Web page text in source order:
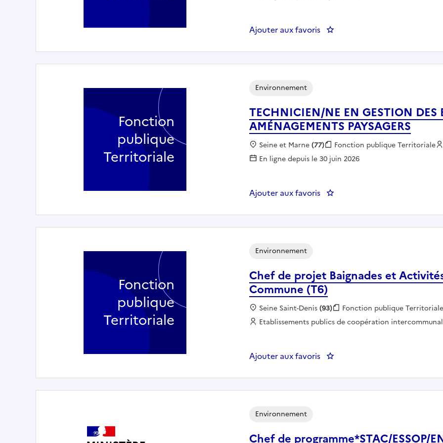
Ajouter aux favoris : Chargé(e) de mise en oeuvre
TECHNICIEN/NE EN GESTION DES
AMÉNAGEMENTS PAYSAGERS
Environnement
Localisation :
Seine et Marne(77) Fonction publique :
Fonction publique Territoriale
En ligne depuis le 30 juin 2026
Ajouter aux favoris
Fonction
publique
Territoriale
Chef de projet Baignades et
Commune (T6)
Environnement
Localisation :
Seine Saint-Denis(93) Fonction publique :
Fonction publique Territoriale
Employeur :
Etablissements publics de coopération
Ajouter aux favoris : Chef de projet Baignades et
Fonction
publique
Territoriale
Chef de programme*STAC/ESSOP/
Environnement